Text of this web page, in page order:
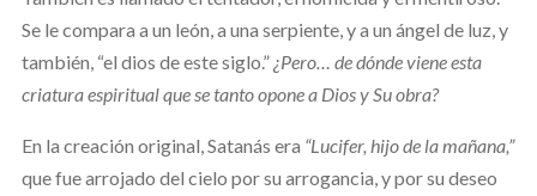
Se le compara a un león, a una serpiente, y a un ángel de luz, y
también, “el dios de este siglo.”¿Pero… de dónde viene esta
criatura espiritual que se tanto opone a Dios y Su obra?
En la creación original, Satanás era “Lucifer, hijo de la mañana,”
que fue arrojado del cielo por su arrogancia, y por su deseo